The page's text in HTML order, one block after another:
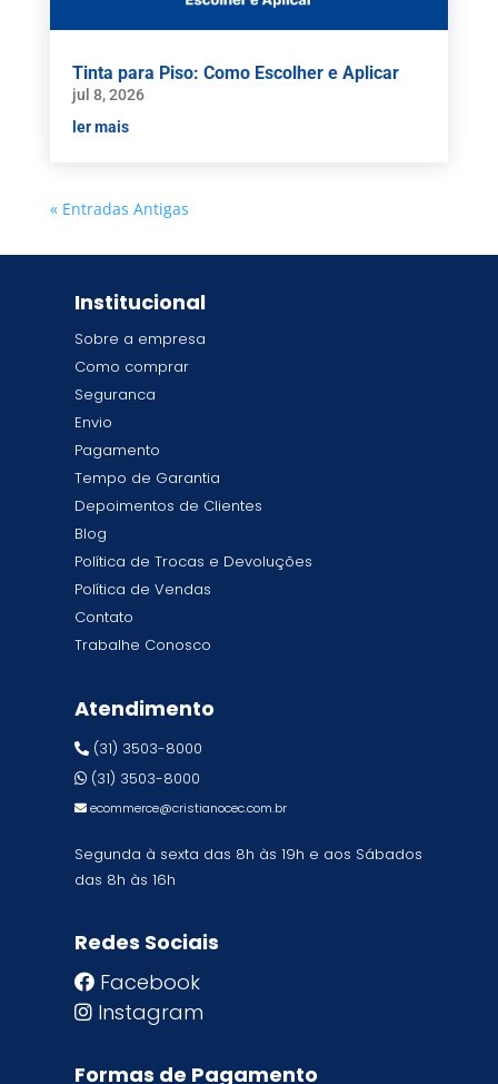
Tinta para Piso: Como Escolher e Aplicar
jul 8, 2026
ler mais
« Entradas Antigas
Institucional
Sobre a empresa
Como comprar
Seguranca
Envio
Pagamento
Tempo de Garantia
Depoimentos de Clientes
Blog
Política de Trocas e Devoluções
Política de Vendas
Contato
Trabalhe Conosco
Atendimento
(31) 3503-8000
(31) 3503-8000
ecommerce@cristianocec.com.br
Segunda à sexta das 8h às 19h e aos Sábados
das 8h às 16h
Redes Sociais
Facebook
Instagram
Formas de Pagamento